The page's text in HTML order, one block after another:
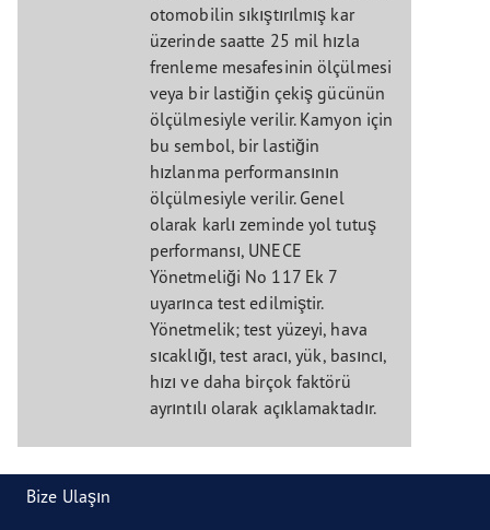
otomobilin sıkıştırılmış kar
üzerinde saatte 25 mil hızla
frenleme mesafesinin ölçülmesi
veya bir lastiğin çekiş gücünün
ölçülmesiyle verilir. Kamyon için
bu sembol, bir lastiğin
hızlanma performansının
ölçülmesiyle verilir. Genel
olarak karlı zeminde yol tutuş
performansı, UNECE
Yönetmeliği No 117 Ek 7
uyarınca test edilmiştir.
Yönetmelik; test yüzeyi, hava
sıcaklığı, test aracı, yük, basıncı,
hızı ve daha birçok faktörü
ayrıntılı olarak açıklamaktadır.
Bize Ulaşın